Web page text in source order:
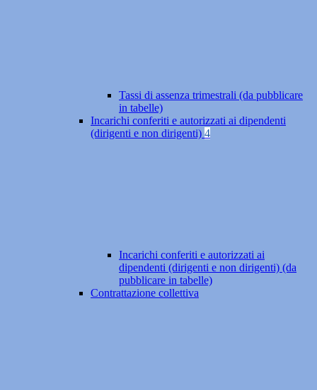
Tassi di assenza trimestrali (da pubblicare
in tabelle)
Incarichi conferiti e autorizzati ai dipendenti
(dirigenti e non dirigenti) 4
Incarichi conferiti e autorizzati ai
dipendenti (dirigenti e non dirigenti) (da
pubblicare in tabelle)
Contrattazione collettiva